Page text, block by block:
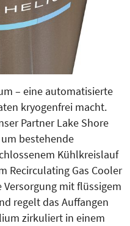
– eine automatisierte
kryogenfrei macht.
Partner Lake Shore
bestehende
Kühlkreislauf
Recirculating Gas Cooler
mit flüssigem
regelt das Auffangen
zirkuliert in einem